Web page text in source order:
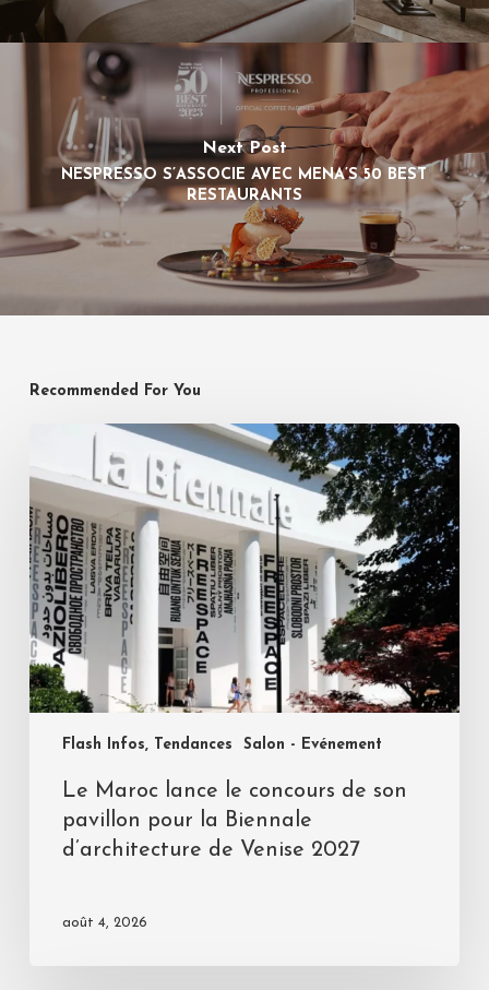
Next Post
NESPRESSO S’ASSOCIE AVEC MENA’S 50 BEST
RESTAURANTS
Recommended For You
Flash Infos, Tendances Salon - Evénement
Le Maroc lance le concours de son
pavillon pour la Biennale
d’architecture de Venise 2027
août 4, 2026